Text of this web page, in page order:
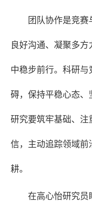
团队协作是竞
良好沟通、凝聚多
中稳步前行。科研与
碍，保持平稳心态、
研究要筑牢基础、
信，主动追踪领域前
耕。
在高心怡研究员